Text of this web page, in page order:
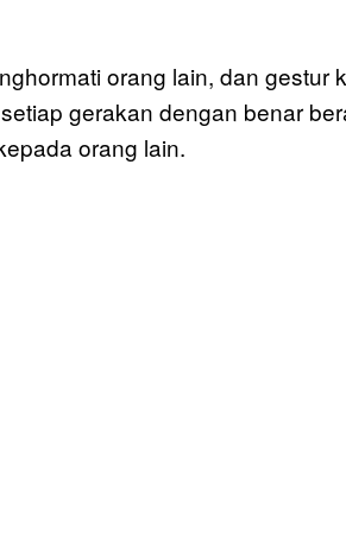
orang lain, dan gestur
gerakan dengan benar
orang lain.